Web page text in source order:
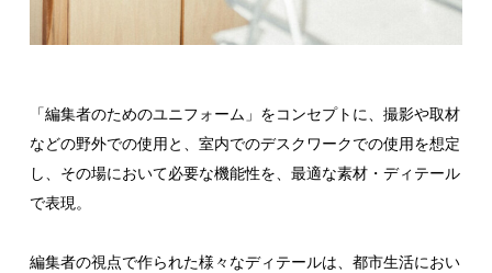
「編集者のためのユニフォーム」をコンセプトに、撮影や取材
などの野外での使用と、室内でのデスクワークでの使用を想定
し、その場において必要な機能性を、最適な素材・ディテール
で表現。
編集者の視点で作られた様々なディテールは、都市生活におい